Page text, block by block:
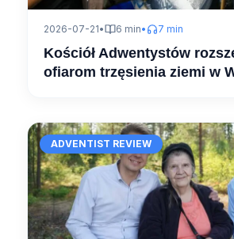
2026-07-21• 6 min• 7 min
Kościół Adwentystów
ofiarom trzęsienia ziemi w
ADVENTIST REVIEW